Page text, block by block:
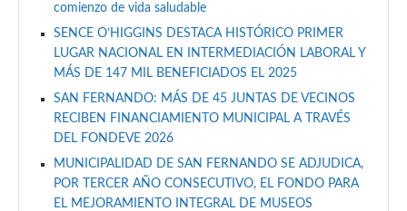
comienzo de vida saludable
SENCE O’HIGGINS DESTACA HISTÓRICO PRIMER
LUGAR NACIONAL EN INTERMEDIACIÓN LABORAL Y
MÁS DE 147 MIL BENEFICIADOS EL 2025
SAN FERNANDO: MÁS DE 45 JUNTAS DE VECINOS
RECIBEN FINANCIAMIENTO MUNICIPAL A TRAVÉS
DEL FONDEVE 2026
MUNICIPALIDAD DE SAN FERNANDO SE ADJUDICA,
POR TERCER AÑO CONSECUTIVO, EL FONDO PARA
EL MEJORAMIENTO INTEGRAL DE MUSEOS